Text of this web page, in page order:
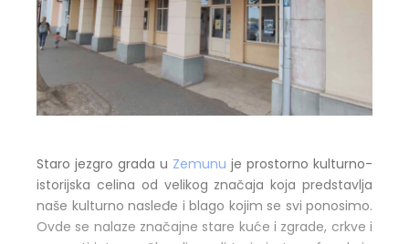
Staro jezgro grada u Zemunu je prostorno kulturno-
istorijska celina od velikog značaja koja predstavlja
naše kulturno nasleđe i blago kojim se svi ponosimo.
Ovde se nalaze značajne stare kuće i zgrade, crkve i